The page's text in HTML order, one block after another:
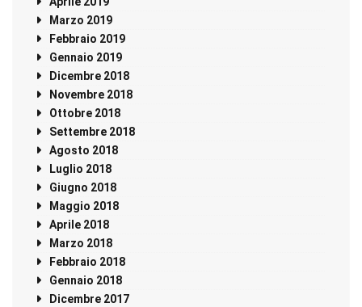
Marzo 2019
Febbraio 2019
Gennaio 2019
Dicembre 2018
Novembre 2018
Ottobre 2018
Settembre 2018
Agosto 2018
Luglio 2018
Giugno 2018
Maggio 2018
Aprile 2018
Marzo 2018
Febbraio 2018
Gennaio 2018
Dicembre 2017